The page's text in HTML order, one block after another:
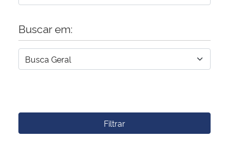
Buscar em:
Filtrar